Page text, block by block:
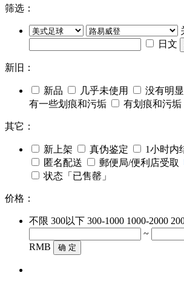
筛选：
日文
新旧：
新品 几乎未使用
没有明
有一些划痕和污垢
有划痕和污垢
其它：
新上架 真伪鉴定 1小时内
匿名配送
郵便局/便利店受取
状态「已售罄」
价格：
不限 300以下 300-1000 1000-2000
~
RMB
确 定